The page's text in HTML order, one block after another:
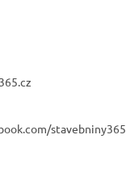
stavebniny365